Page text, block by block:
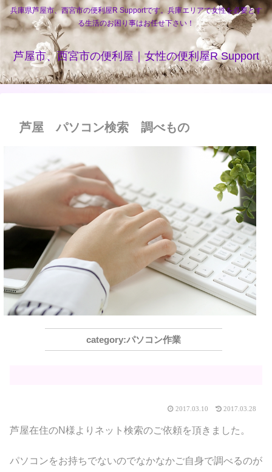
兵庫県芦屋市、西宮市の便利屋R Supportです。兵庫エリアで女性を必要とす
る生活のお困り事はお任せ下さい！
芦屋市、西宮市の便利屋｜女性の便利屋R Support
芦屋 パソコン検索 調べもの
パソコン作業
2017.03.10 2017.03.28
芦屋在住のN様よりネット検索のご依頼を頂きました。
パソコンをお持ちでないのでなかなかご自身で調べるのが